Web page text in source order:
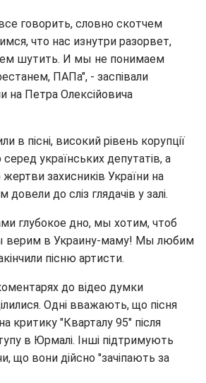
говорить, словно скотчем
что нас изнутри разорвет,
шутить. И мы не понимаем
ПАПа", - заспівали
на Петра Олексійовича
в пісні, високий рівень корупції
українських депутатів, а
захисників України на
довели до сліз глядачів у залі.
глубокое дно, мы хотим, чтоб
верим в Украину-маму! Мы любим
пісню артисти.
до відео думки
Одні вважають, що пісня
критику "Кварталу 95" після
в Юрмалі. Інші підтримують
що вони дійсно "зачіпають за